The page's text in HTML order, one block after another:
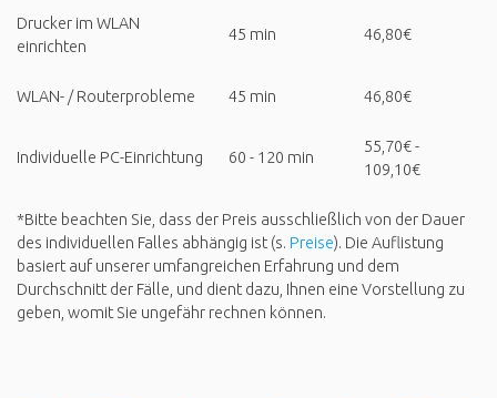
Drucker im WLAN
einrichten
45 min 46,80€
WLAN- / Routerprobleme 45 min 46,80€
Individuelle PC-Einrichtung 60 - 120 min
55,70€ -
109,10€
*Bitte beachten Sie, dass der Preis ausschließlich von der Dauer
des individuellen Falles abhängig ist (s. Preise). Die Auflistung
basiert auf unserer umfangreichen Erfahrung und dem
Durchschnitt der Fälle, und dient dazu, Ihnen eine Vorstellung zu
geben, womit Sie ungefähr rechnen können.